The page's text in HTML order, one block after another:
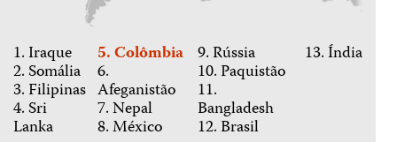
1. Iraque
2. Somália
3. Filipinas
4. Sri
Lanka
5. Colômbia
6.
Afeganistão
7. Nepal
8. México
9. Rússia
10. Paquistão
11.
Bangladesh
12. Brasil
13. Índia